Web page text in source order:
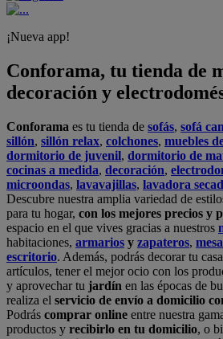
¡Nueva app!
Conforama, tu tienda de
decoración y
Conforama es tu tienda de sofás, sofá
sillón, sillón relax, colchones, muebles
dormitorio de juvenil, dormitorio de
cocinas a medida, decoración,
microondas, lavavajillas, lavadora
Descubre nuestra amplia variedad de
para tu hogar, con los mejores precios y
espacio en el que vives gracias a nuestros
habitaciones, armarios y zapateros,
escritorio. Además, podrás decorar tu
artículos, tener el mejor ocio con los
y aprovechar tu jardín en las épocas de
realiza el servicio de envío a domicilio
Podrás comprar online entre nuestra
productos y recibirlo en tu domicilio, o